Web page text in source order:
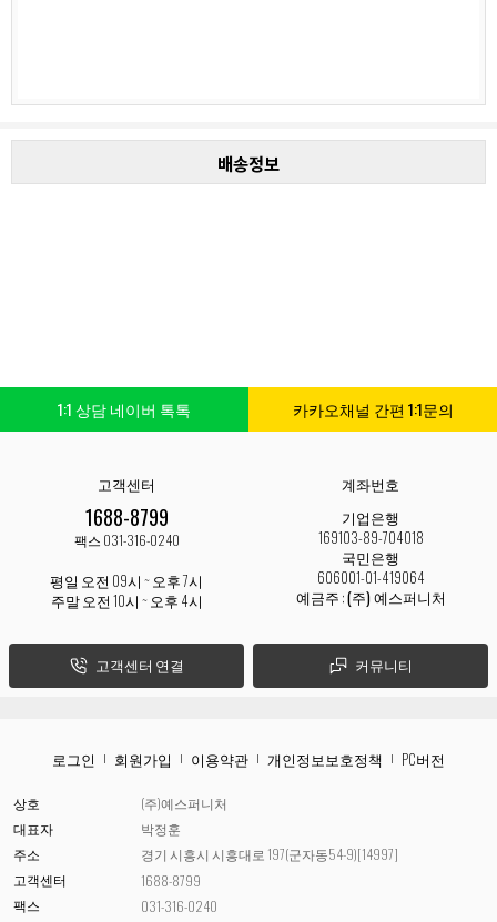
배송정보
1:1 상담 네이버 톡톡 카카오채널 간편 1:1문의
고객센터
1688-8799
팩스 031-316-0240
평일 오전 09시 ~ 오후 7시
주말 오전 10시 ~ 오후 4시
고객센터 연결
계좌번호
기업은행
169103-89-704018
국민은행
606001-01-419064
예금주 :(주) 예스퍼니처
커뮤니티
로그인 회원가입 이용약관 개인정보보호정책 PC버전
상호
(주)예스퍼니처
대표자
박정훈
주소
경기 시흥시 시흥대로 197(군자동54-9)[14997]
고객센터
1688-8799
팩스
031-316-0240